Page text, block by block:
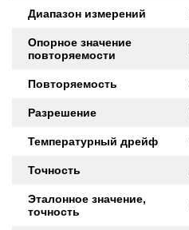
Диапазон измерений
Опорное значение
повторяемости
Повторяемость
Разрешение
Температурный дрейф
Точность
Эталонное значение,
точность